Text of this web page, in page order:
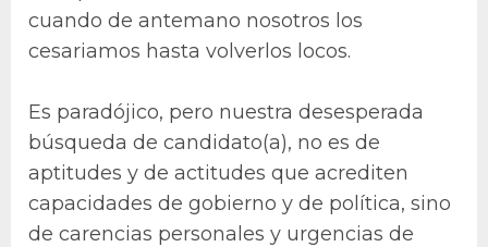
cuando de antemano nosotros los
cesariamos hasta volverlos locos.
Es paradójico, pero nuestra desesperada
búsqueda de candidato(a), no es de
aptitudes y de actitudes que acrediten
capacidades de gobierno y de política, sino
de carencias personales y urgencias de